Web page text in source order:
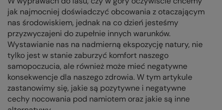
jak najmocniej doświadczyć obcowania z otaczającym
nas środowiskiem, jednak na co dzień jesteśmy
przyzwyczajeni do zupełnie innych warunków.
Wystawianie nas na nadmierną ekspozycję natury, nie
tylko jest w stanie zaburzyć komfort naszego
samopoczucia, ale również może mieć negatywne
konsekwencje dla naszego zdrowia. W tym artykule
zastanowimy się, jakie są pozytywne i negatywne
cechy nocowania pod namiotem oraz jakie są inne